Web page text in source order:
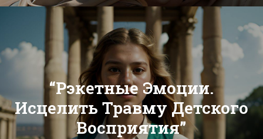
“Рэкетные Эмоции.
Исцелить Травму Детского
Восприятия”